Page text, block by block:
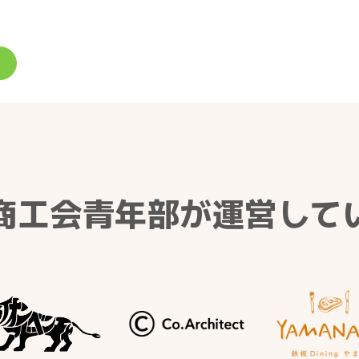
工会青年部が運営して